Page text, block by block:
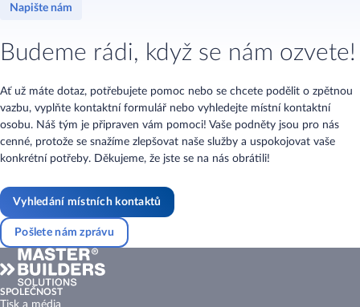
Napište nám
Budeme rádi, když se nám ozvete!
Ať už máte dotaz, potřebujete pomoc nebo se chcete podělit o zpětnou
vazbu, vyplňte kontaktní formulář nebo vyhledejte místní kontaktní
osobu. Náš tým je připraven vám pomoci! Vaše podněty jsou pro nás
cenné, protože se snažíme zlepšovat naše služby a uspokojovat vaše
konkrétní potřeby. Děkujeme, že jste se na nás obrátili!
Vyhledání místních kontaktů
Pošlete nám zprávu
SPOLEČNOST
Tisk a média